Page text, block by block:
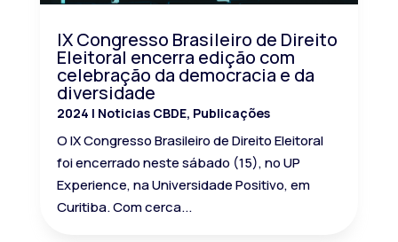
IX Congresso Brasileiro de Direito
Eleitoral encerra edição com
celebração da democracia e da
diversidade
2024 | Noticias CBDE, Publicações
O IX Congresso Brasileiro de Direito Eleitoral
foi encerrado neste sábado (15), no UP
Experience, na Universidade Positivo, em
Curitiba. Com cerca...